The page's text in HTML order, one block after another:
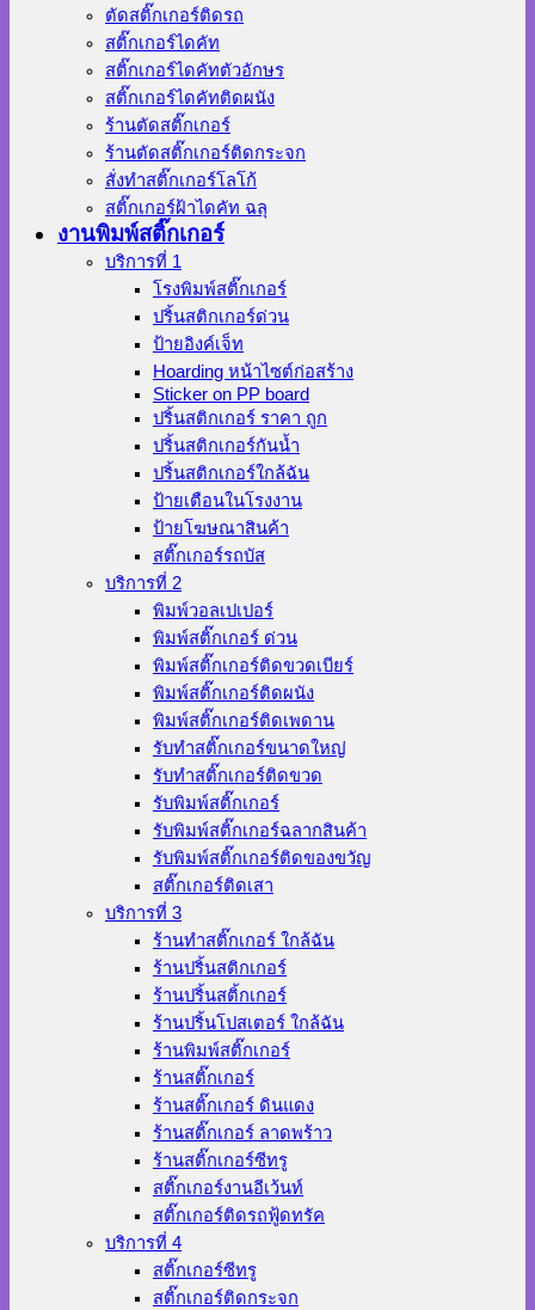
ตัดสติ๊กเกอร์ติดรถ
สติ๊กเกอร์ไดคัท
สติ๊กเกอร์ไดคัทตัวอักษร
สติ๊กเกอร์ไดคัทติดผนัง
ร้านตัดสติ๊กเกอร์
ร้านตัดสติ๊กเกอร์ติดกระจก
สั่งทําสติ๊กเกอร์โลโก้
สติ๊กเกอร์ฝ้าไดคัท ฉลุ
งานพิมพ์สติ๊กเกอร์
บริการที่ 1
โรงพิมพ์สติ๊กเกอร์
ปริ้นสติกเกอร์ด่วน
ป้ายอิงค์เจ็ท
Hoarding หน้าไซต์ก่อสร้าง
Sticker on PP board
ปริ้นสติกเกอร์ ราคา ถูก
ปริ้นสติกเกอร์กันน้ำ
ปริ้นสติกเกอร์ใกล้ฉัน
ป้ายเตือนในโรงงาน
ป้ายโฆษณาสินค้า
สติ๊กเกอร์รถบัส
บริการที่ 2
พิมพ์วอลเปเปอร์
พิมพ์สติ๊กเกอร์ ด่วน
พิมพ์สติ๊กเกอร์ติดขวดเบียร์
พิมพ์สติ๊กเกอร์ติดผนัง
พิมพ์สติ๊กเกอร์ติดเพดาน
รับทำสติ๊กเกอร์ขนาดใหญ่
รับทำสติ๊กเกอร์ติดขวด
รับพิมพ์สติ๊กเกอร์
รับพิมพ์สติ๊กเกอร์ฉลากสินค้า
รับพิมพ์สติ๊กเกอร์ติดของขวัญ
สติ๊กเกอร์ติดเสา
บริการที่ 3
ร้านทําสติ๊กเกอร์ ใกล้ฉัน
ร้านปริ้นสติกเกอร์
ร้านปริ้นสติ้กเกอร์
ร้านปริ้นโปสเตอร์ ใกล้ฉัน
ร้านพิมพ์สติ๊กเกอร์
ร้านสติ๊กเกอร์
ร้านสติ๊กเกอร์ ดินแดง
ร้านสติ๊กเกอร์ ลาดพร้าว
ร้านสติ๊กเกอร์ซีทรู
สติ๊กเกอร์งานอีเว้นท์
สติ๊กเกอร์ติดรถฟู้ดทรัค
บริการที่ 4
สติ๊กเกอร์ซีทรู
สติ๊กเกอร์ติดกระจก